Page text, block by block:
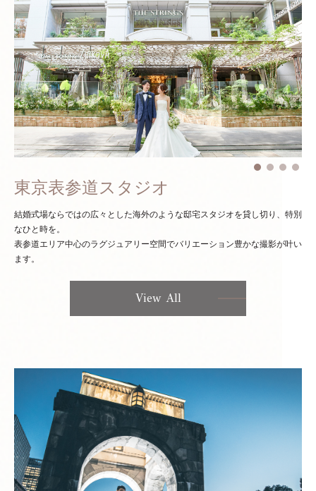
東京表参道スタジオ
結婚式場ならではの広々とした海外のような邸宅スタジオを貸し切り、特別
なひと時を。
表参道エリア中心のラグジュアリー空間でバリエーション豊かな撮影が叶い
ます。
View All